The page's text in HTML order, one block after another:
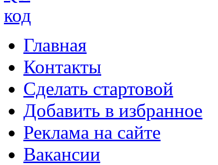
Главная
Контакты
Сделать стартовой
Добавить в избранное
Реклама на сайте
Вакансии